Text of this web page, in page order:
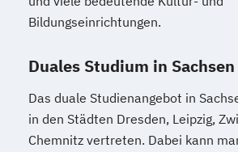
Bildungseinrichtungen.
Duales Studium in Sachsen
Das duale Studienangebot in
in den Städten Dresden, Leipzig,
Chemnitz vertreten. Dabei kann